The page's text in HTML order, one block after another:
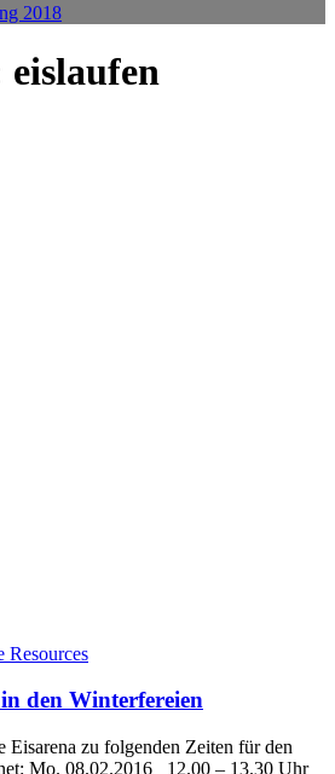
2018
eislaufen
Resources
den Winterfereien
Eisarena zu folgenden Zeiten für den
Mo. 08.02.2016 12.00 – 13.30 Uhr